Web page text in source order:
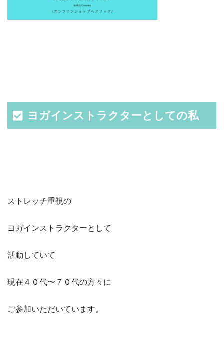
ヨガインストラクターとしての私
ストレッチ重視の
ヨガインストラクターとして
活動していて
現在４０代〜７０代の方々に
ご参加いただいています。